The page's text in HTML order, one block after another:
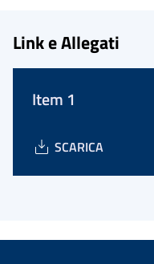
Link e Allegati
Item 1
SCARICA